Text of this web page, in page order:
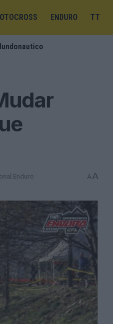
ENDURO TT
Enduro AA